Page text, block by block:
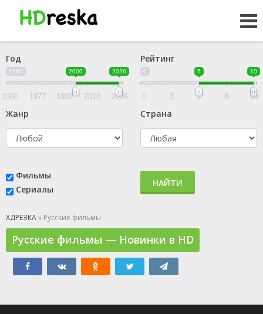
Год
1960 2000 2026
1960 1977 1993 2010 2026
Рейтинг
0 5 10
0 3 5 8 10
Жанр Страна
Фильмы
Сериалы
НАЙТИ
ХДРЕЗКА» Русские фильмы
Русские фильмы — Новинки в HD